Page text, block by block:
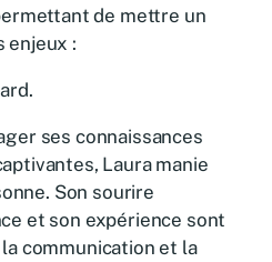
de mettre un
enjeux :
ses connaissances
Laura manie
Son sourire
et son expérience sont
communication et la